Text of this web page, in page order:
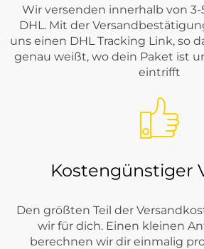
Wir versenden innerhalb von
DHL. Mit der
uns einen DHL Tracking Link, so
genau weißt, wo dein Paket ist
eintrifft
Kostengünstiger
Den größten Teil der
wir für dich. Einen kleinen
berechnen wir dir einmalig